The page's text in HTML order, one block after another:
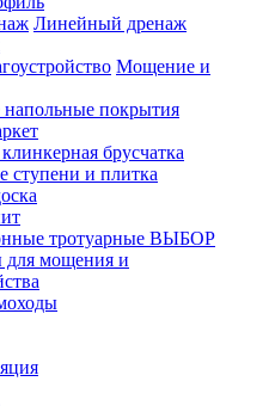
Линейный дренаж
Мощение и
покрытия
брусчатка
ступени и плитка
тротуарные ВЫБОР
для мощения и